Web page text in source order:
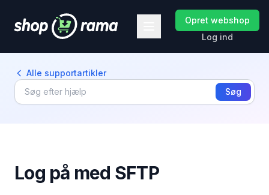
Opret webshop
Log ind
Alle supportartikler
Søg
Log på med SFTP